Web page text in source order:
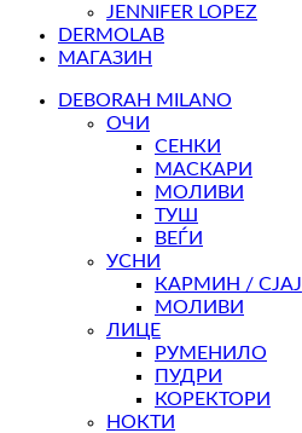
JENNIFER LOPEZ
DERMOLAB
МАГАЗИН
DEBORAH MILANO
ОЧИ
СЕНКИ
МАСКАРИ
МОЛИВИ
ТУШ
ВЕЃИ
УСНИ
КАРМИН / СЈАЈ
МОЛИВИ
ЛИЦЕ
РУМЕНИЛО
ПУДРИ
КОРЕКТОРИ
НОКТИ